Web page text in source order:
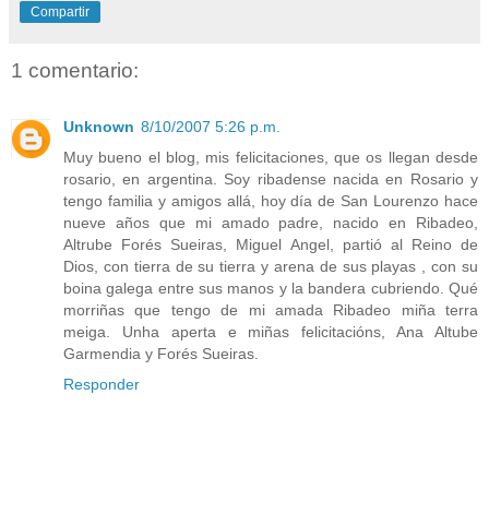
Compartir
1 comentario:
Unknown 8/10/2007 5:26 p.m.
Muy bueno el blog, mis felicitaciones, que os llegan desde
rosario, en argentina. Soy ribadense nacida en Rosario y
tengo familia y amigos allá, hoy día de San Lourenzo hace
nueve años que mi amado padre, nacido en Ribadeo,
Altrube Forés Sueiras, Miguel Angel, partió al Reino de
Dios, con tierra de su tierra y arena de sus playas , con su
boina galega entre sus manos y la bandera cubriendo. Qué
morriñas que tengo de mi amada Ribadeo miña terra
meiga. Unha aperta e miñas felicitacións, Ana Altube
Garmendia y Forés Sueiras.
Responder